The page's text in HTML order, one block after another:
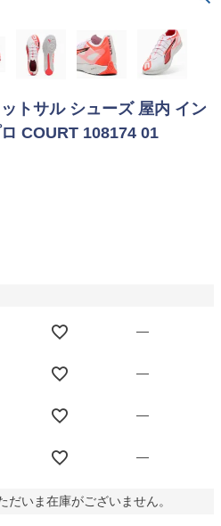
トサル シューズ 屋内 イン
COURT 108174 01
—
—
—
—
だいま在庫がございません。